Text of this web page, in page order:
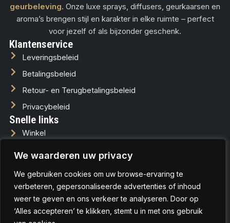
We waarderen uw privacy
We gebruiken cookies om uw browse-ervaring te
verbeteren, gepersonaliseerde advertenties of inhoud
weer te geven en ons verkeer te analyseren. Door op
‘Alles accepteren’ te klikken, stemt u in met ons gebruik
geurbeleving. Onze luxe sprays, diffusers, geurkaarsen en
aroma’s brengen stijl en karakter in elke ruimte – perfect
voor jezelf of als bijzonder geschenk.
Klantenservice
Leveringsbeleid
Betalingsbeleid
Retour- en Terugbetalingsbeleid
Privacybeleid
Snelle links
Winkel
Zakelijk (B2B)
Contact
+31 6 26342035